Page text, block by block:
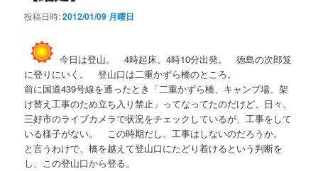
投稿日時:2012/01/09 月曜日
今日は登山。 4時起床、4時10分出発。 徳島の次郎笈
に登りにいく。 登山口は二重かずら橋のところ。
前に国道439号線を通ったとき「二重かずら橋、キャンプ場、架
け替え工事のため立ち入り禁止」ってなってたのだけど、日々、
三好市のライブカメラで状況をチェックしているが、工事をして
いる様子がない。 この時期だし、工事はしないのだろうか。
と言うわけで、橋を越えて登山口にたどり着けるという判断を
し、この登山口から登る。